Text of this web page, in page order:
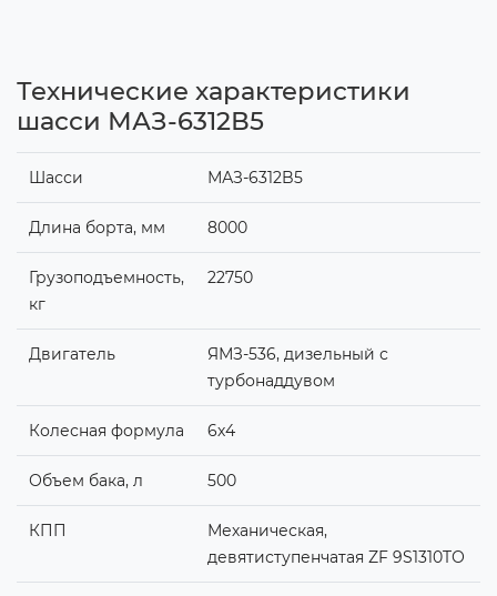
Технические характеристики
шасси МАЗ-6312В5
Шасси МАЗ-6312B5
Длина борта, мм 8000
Грузоподъемность,
кг
22750
Двигатель
ЯМЗ-536, дизельный с
турбонаддувом
Колесная формула 6х4
Объем бака, л 500
КПП
Механическая,
девятиступенчатая ZF 9S1310TО